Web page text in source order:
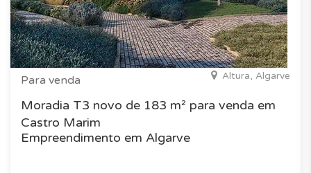
Para venda Altura, Algarve
Moradia T3 novo de 183 m² para venda em
Castro Marim
Empreendimento em Algarve